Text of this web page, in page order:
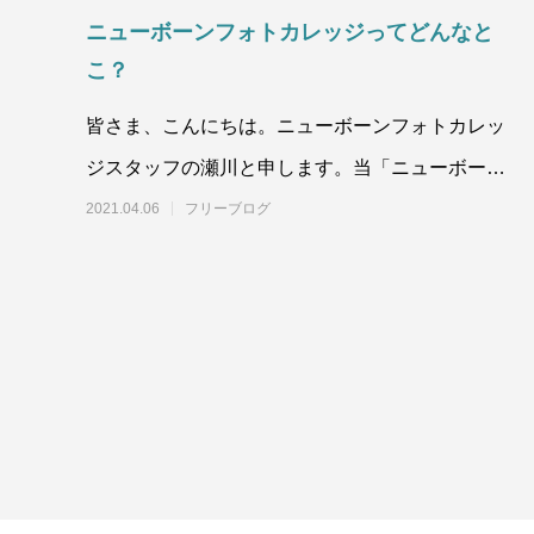
ニューボーンフォトカレッジってどんなと
こ？
皆さま、こんにちは。ニューボーンフォトカレッ
ジスタッフの瀬川と申します。当「ニューボーン
フォトカレッジ」は、ニューボーンフォトの専門
2021.04.06 フリーブログ